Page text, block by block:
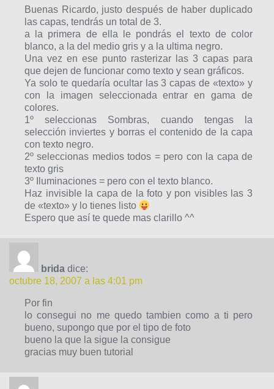
Buenas Ricardo, justo después de haber duplicado
las capas, tendrás un total de 3.
a la primera de ella le pondrás el texto de color
blanco, a la del medio gris y a la ultima negro.
Una vez en ese punto rasterizar las 3 capas para
que dejen de funcionar como texto y sean gráficos.
Ya solo te quedaría ocultar las 3 capas de «texto» y
con la imagen seleccionada entrar en gama de
colores.
1º seleccionas Sombras, cuando tengas la
selección inviertes y borras el contenido de la capa
con texto negro.
2º seleccionas medios todos = pero con la capa de
texto gris
3º Iluminaciones = pero con el texto blanco.
Haz invisible la capa de la foto y pon visibles las 3
de «texto» y lo tienes listo
Espero que así te quede mas clarillo ^^
brida dice:
octubre 18, 2007 a las 4:01 pm
Por fin
lo consegui no me quedo tambien como a ti pero
bueno, supongo que por el tipo de foto
bueno la que la sigue la consigue
gracias muy buen tutorial